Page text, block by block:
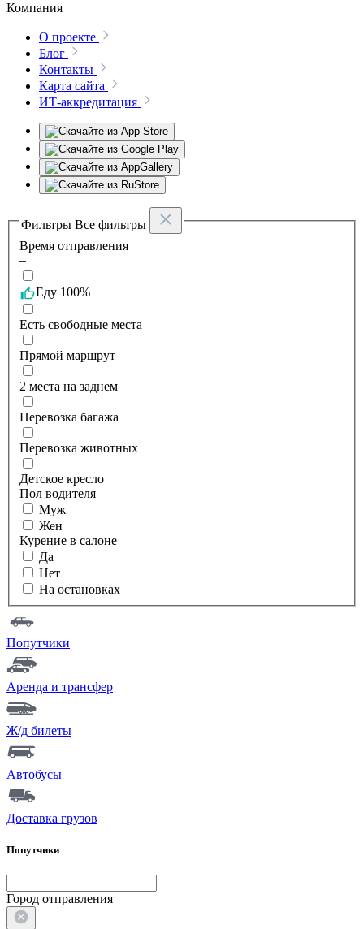
Компания
О проекте
Блог
Контакты
Карта сайта
ИТ-аккредитация
Фильтры Все фильтры
Время отправления
–
Еду 100%
Есть свободные места
Прямой маршрут
2 места на заднем
Перевозка багажа
Перевозка животных
Детское кресло
Пол водителя
Муж
Жен
Курение в салоне
Да
Нет
На остановках
Попутчики
Аренда и трансфер
Ж/д билеты
Автобусы
Доставка грузов
Попутчики
Город отправления